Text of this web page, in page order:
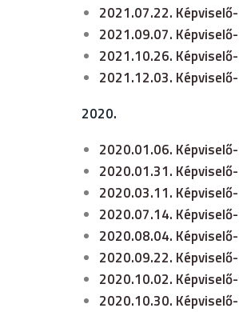
2021.07.22.
2021.09.07.
2021.10.26.
2021.12.03.
2020.
2020.01.06.
2020.01.31.
2020.03.11.
2020.07.14.
2020.08.04.
2020.09.22.
2020.10.02.
2020.10.30.